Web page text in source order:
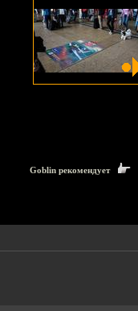
Goblin рекомендует